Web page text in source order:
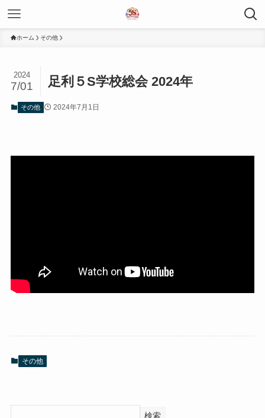
ホーム その他
足利５S学校総会 2024年
2024
7/01
その他 2024年7月1日
その他
検索